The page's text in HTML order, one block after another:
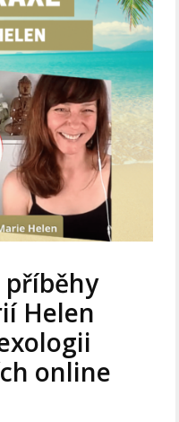
příběhy
Helen
online